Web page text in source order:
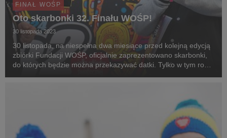
FINAŁ WOŚP
Oto skarbonki 32. Finału WOŚP!
30 listopada 2023
30 listopada, na niespełna dwa miesiące przed kolejną edycją
zbiórki Fundacji WOŚP, oficjalnie zaprezentowano skarbonki,
do których będzie można przekazywać datki. Tylko w tym roku